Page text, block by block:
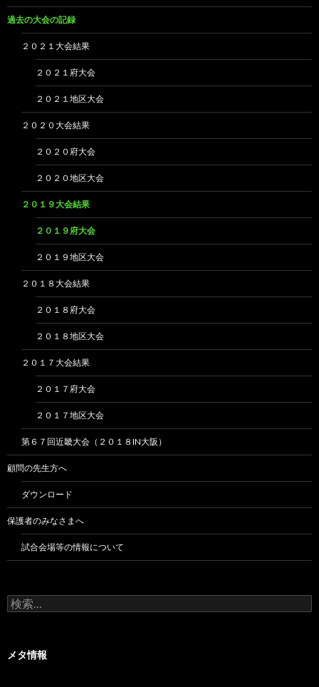
過去の大会の記録
２０２１大会結果
２０２１府大会
２０２１地区大会
２０２０大会結果
２０２０府大会
２０２０地区大会
２０１９大会結果
２０１９府大会
２０１９地区大会
２０１８大会結果
２０１８府大会
２０１８地区大会
２０１７大会結果
２０１７府大会
２０１７地区大会
第６７回近畿大会（２０１８IN大阪）
顧問の先生方へ
ダウンロード
保護者のみなさまへ
試合会場等の情報について
検
索:
メタ情報